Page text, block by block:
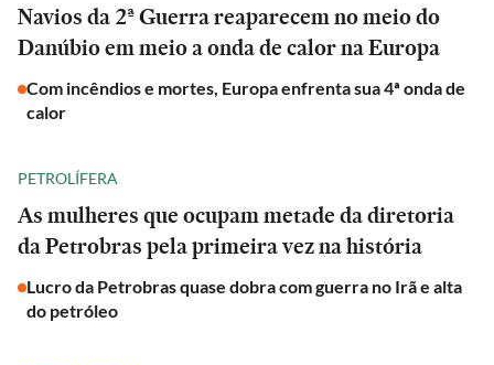
Navios da 2ª Guerra reaparecem no meio do
Danúbio em meio a onda de calor na Europa
Com incêndios e mortes, Europa enfrenta sua 4ª onda de
calor
PETROLÍFERA
As mulheres que ocupam metade da diretoria
da Petrobras pela primeira vez na história
Lucro da Petrobras quase dobra com guerra no Irã e alta
do petróleo